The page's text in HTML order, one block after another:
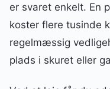
er svaret enkelt. En
koster flere tusinde
regelmæssig
plads i skuret eller